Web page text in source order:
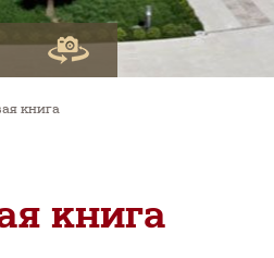
книга
книга